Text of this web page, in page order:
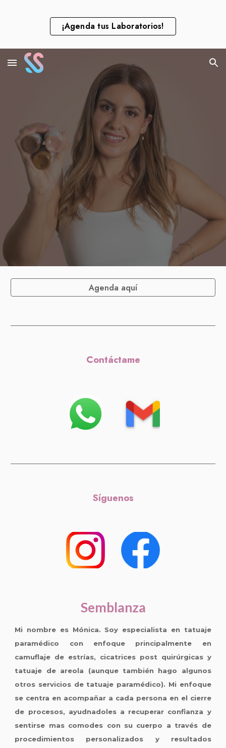
Skip to main content Skip to navigation
¡Agenda tus Laboratorios!
Agenda aquí
Contáctame
Síguenos
Semblanza
Mi nombre es Mónica. Soy especialista en tatuaje
paramédico con enfoque principalmente en
camuflaje de estrías, cicatrices post quirúrgicas y
tatuaje de areola (aunque también hago algunos
otros servicios de tatuaje paramédico). Mi enfoque
se centra en acompañar a cada persona en el cierre
de procesos, ayudnadoles a recuperar confianza y
sentirse mas comodes con su cuerpo a través de
procedimientos personalizados y resultados